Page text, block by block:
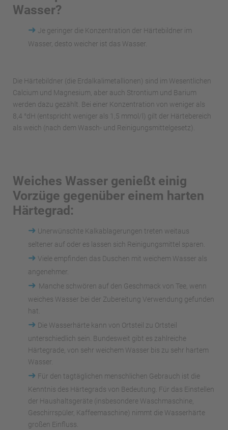
Wasser?
➜ Je geringer die Konzentration der Härtebildner im
Wasser, desto weicher ist das Wasser.
Die Härtebildner (die Erdalkalimetallionen) sind im Wesentlichen
Calcium und Magnesium, aber auch Strontium und Barium
werden dazu gezählt. Bei einer Konzentration von weniger als
8,4 °dH (entspricht weniger als 1,5 mmol/l) gilt der Härtebereich
als weich (nach dem Wasch- und Reinigungsmittelgesetz).
Weiches Wasser genießt einig
Vorzüge gegenüber einem harten
Härtegrad:
➜ Unerwünschte Kalkablagerungen treten weitaus
seltener auf oder es lassen sich Reinigungsmittel sparen.
➜ Viele empfinden das Duschen mit weichem Wasser als
angenehmer.
➜ Manche schwören auf den Geschmack von Tee, wenn
weiches Wasser bei der Zubereitung Verwendung gefunden
hat.
➜ Die Wasserhärte kann von Ortsteil zu Ortsteil
unterschiedlich sein. Bundesweit gibt es zahlreiche
Härtegrade, von sehr weichem Wasser bis zu sehr hartem
Wasser.
➜ Für den tagtäglichen menschlichen Gebrauch ist die
Kenntnis des Härtegrads von Bedeutung. Für das Einstellen
der Haushaltsgeräte (insbesondere Waschmaschine,
Geschirrspüler, Kaffeemaschine) nimmt die Wasserhärte
großen Einfluss.